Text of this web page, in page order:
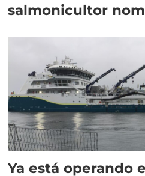
salmonicultor
Ya está operando